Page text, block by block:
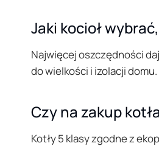
Jaki kocioł
Najwięcej oszczędności
do wielkości i izolacji domu.
Czy na zakup
Kotły 5 klasy zgodne z